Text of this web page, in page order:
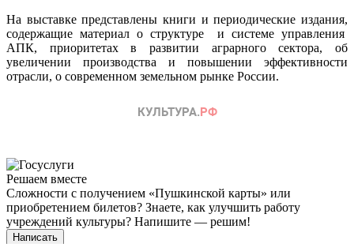
На выставке представлены книги и периодические издания,
содержащие материал о структуре и системе управления
АПК, приоритетах в развитии аграрного сектора, об
увеличении производства и повышении эффективности
отрасли, о современном земельном рынке России.
Решаем вместе
Сложности с получением «Пушкинской карты» или
приобретением билетов? Знаете, как улучшить работу
учреждений культуры? Напишите — решим!
Написать